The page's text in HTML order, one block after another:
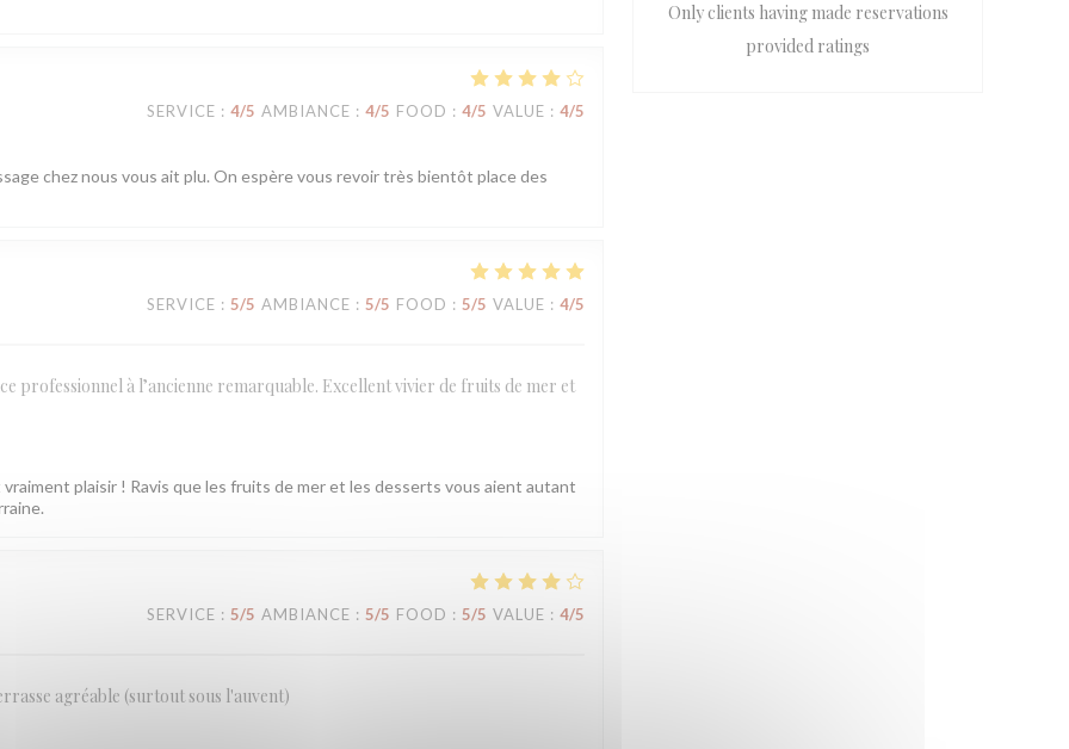
SERVICE : 4/5 AMBIANCE : 4/5 FOOD : 4/5 VALUE : 4/5
chez nous vous ait plu. On espère vous revoir très bientôt place des
SERVICE : 5/5 AMBIANCE : 5/5 FOOD : 5/5 VALUE : 4/5
professionnel à l’ancienne remarquable. Excellent vivier de fruits de mer et
plaisir ! Ravis que les fruits de mer et les desserts vous aient autant
SERVICE : 5/5 AMBIANCE : 5/5 FOOD : 5/5 VALUE : 4/5
agréable (surtout sous l'auvent)
Only clients having made reservations
provided ratings